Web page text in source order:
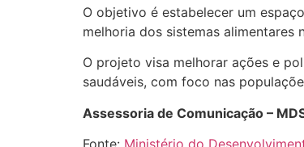
O objetivo é estabelecer um
melhoria dos sistemas alimentares
O projeto visa melhorar ações e
saudáveis, com foco nas
Assessoria de Comunicação –